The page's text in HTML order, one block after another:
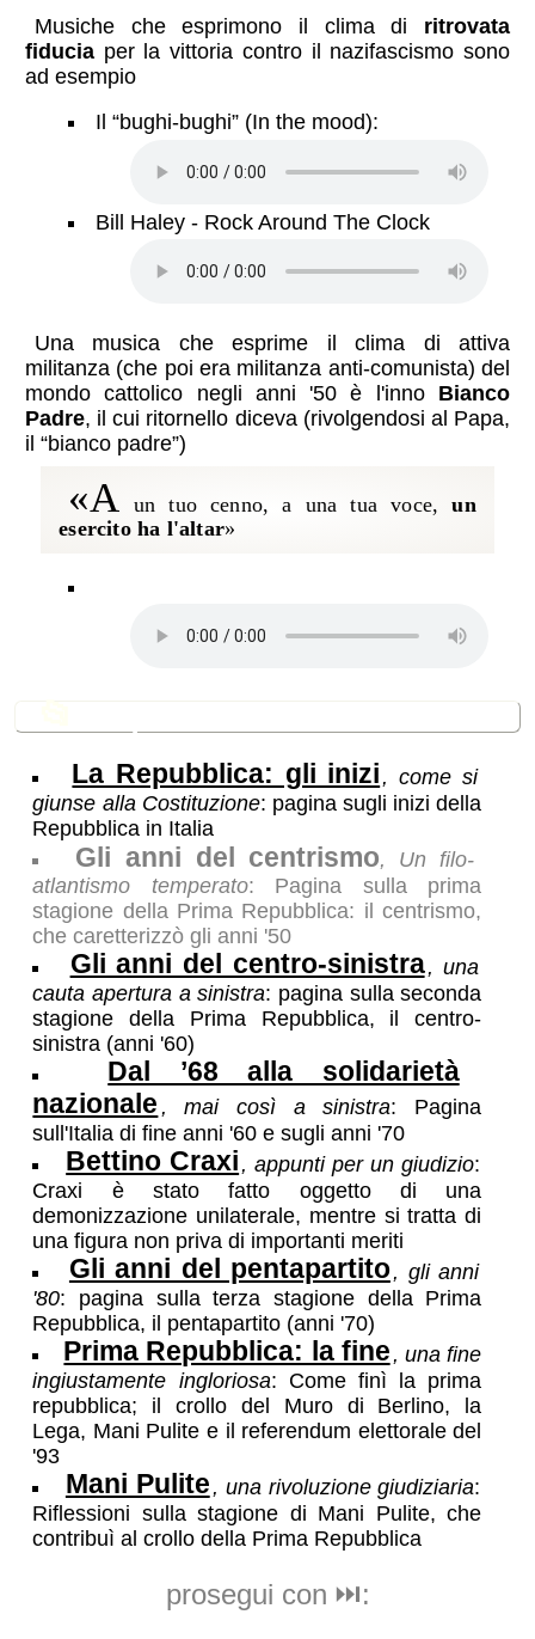
Musiche che esprimono il clima di ritrovata
fiduciaper la vittoria contro il nazifascismo sono
ad esempio
Il “bughi-bughi” (In the mood):
Bill Haley - Rock Around The Clock
Una musica che esprime il clima di attiva
militanza (che poi era militanza anti-comunista) del
mondo cattolico negli anni '50 è l'inno Bianco
Padre, il cui ritornello diceva (rivolgendosi al Papa,
il “bianco padre”)
«a un tuo cenno, a una tua voce,un
esercito ha l'altar»
La Repubblica: gli inizi , come si
giunse alla Costituzione: pagina sugli inizi della
Repubblica in Italia
Gli anni del centrismo, Un filo-
atlantismo temperato: Pagina sulla prima
stagione della Prima Repubblica: il centrismo,
che caretterizzò gli anni '50
Gli anni del centro-sinistra, una
cauta apertura a sinistra: pagina sulla seconda
stagione della Prima Repubblica, il centro-
sinistra (anni '60)
Dal ’68 alla solidarietà
nazionale , mai così a sinistra: Pagina
sull'Italia di fine anni '60 e sugli anni '70
Bettino Craxi , appunti per un giudizio:
Craxi è stato fatto oggetto di una
demonizzazione unilaterale, mentre si tratta di
una figura non priva di importanti meriti
Gli anni del pentapartito, gli anni
'80: pagina sulla terza stagione della Prima
Repubblica, il pentapartito (anni '70)
Prima Repubblica: la fine , una fine
ingiustamente ingloriosa: Come finì la prima
repubblica; il crollo del Muro di Berlino, la
Lega, Mani Pulite e il referendum elettorale del
'93
Mani Pulite , una rivoluzione giudiziaria:
Riflessioni sulla stagione di Mani Pulite, che
contribuì al crollo della Prima Repubblica
prosegui con ⏭️: